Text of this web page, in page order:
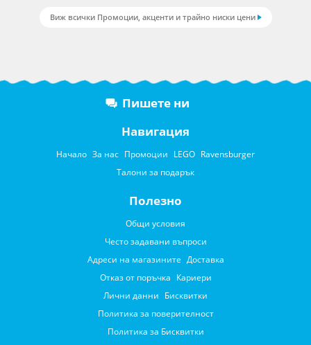
Виж всички Промоции, акценти и трайно ниски цени
Пишете ни
Навигация
Начало За нас Промоции LEGO Ravensburger
Талони за подарък
Полезно
Общи условия
Често задавани въпроси
Адреси на магазините Доставка
Отказ от поръчка Кариери
Лични данни Бисквитки
Политика за поверителност
Политика за Бисквитки